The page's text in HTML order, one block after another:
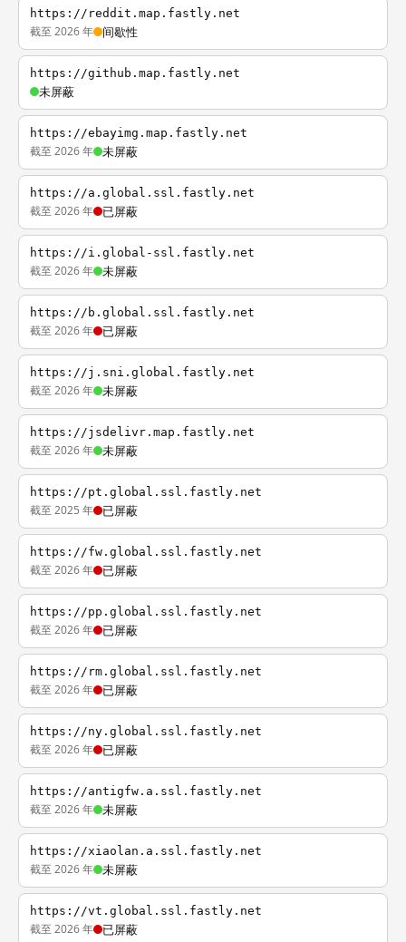
https://reddit.map.fastly.net
截至 2026 年 间歇性
https://github.map.fastly.net
未屏蔽
https://ebayimg.map.fastly.net
截至 2026 年 未屏蔽
https://a.global.ssl.fastly.net
截至 2026 年 已屏蔽
https://i.global-ssl.fastly.net
截至 2026 年 未屏蔽
https://b.global.ssl.fastly.net
截至 2026 年 已屏蔽
https://j.sni.global.fastly.net
截至 2026 年 未屏蔽
https://jsdelivr.map.fastly.net
截至 2026 年 未屏蔽
https://pt.global.ssl.fastly.net
截至 2025 年 已屏蔽
https://fw.global.ssl.fastly.net
截至 2026 年 已屏蔽
https://pp.global.ssl.fastly.net
截至 2026 年 已屏蔽
https://rm.global.ssl.fastly.net
截至 2026 年 已屏蔽
https://ny.global.ssl.fastly.net
截至 2026 年 已屏蔽
https://antigfw.a.ssl.fastly.net
截至 2026 年 未屏蔽
https://xiaolan.a.ssl.fastly.net
截至 2026 年 未屏蔽
https://vt.global.ssl.fastly.net
截至 2026 年 已屏蔽